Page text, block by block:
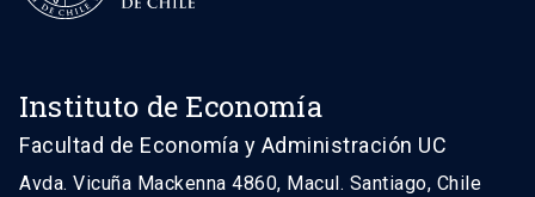
Instituto de Economía
Facultad de Economía y Administración UC
Avda. Vicuña Mackenna 4860, Macul. Santiago, Chile